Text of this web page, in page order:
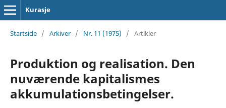
Kurasje
Startside / Arkiver / Nr. 11 (1975) / Artikler
Produktion og realisation. Den
nuværende kapitalismes
akkumulationsbetingelser.